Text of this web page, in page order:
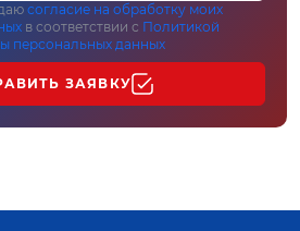
согласие на обработку моих
в соответствии с Политикой
персональных данных
ЗАЯВКУ